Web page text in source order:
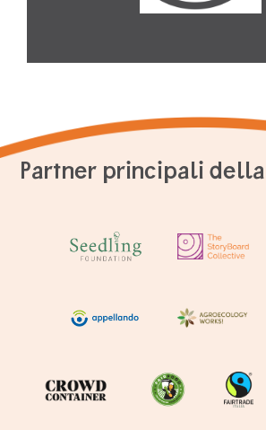
Partner principali